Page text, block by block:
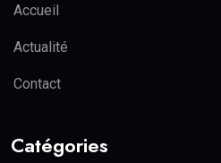
Accueil
Actualité
Contact
Catégories